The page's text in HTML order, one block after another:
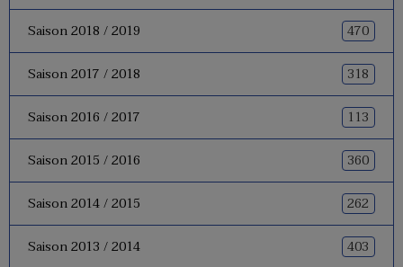
Saison 2018 / 2019 470
Saison 2017 / 2018 318
Saison 2016 / 2017 113
Saison 2015 / 2016 360
Saison 2014 / 2015 262
Saison 2013 / 2014 403